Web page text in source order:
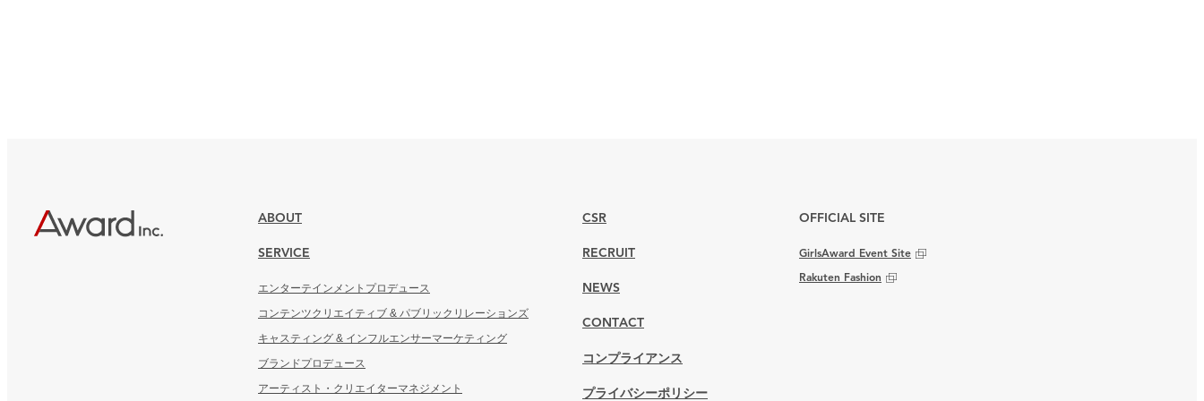
ABOUT
SERVICE
エンターテインメントプロデュース
コンテンツクリエイティブ & パブリックリレーションズ
キャスティング & インフルエンサーマーケティング
ブランドプロデュース
アーティスト・クリエイターマネジメント
CSR
RECRUIT
NEWS
CONTACT
コンプライアンス
プライバシーポリシー
OFFICIAL SITE
GirlsAward Event Site
Rakuten Fashion